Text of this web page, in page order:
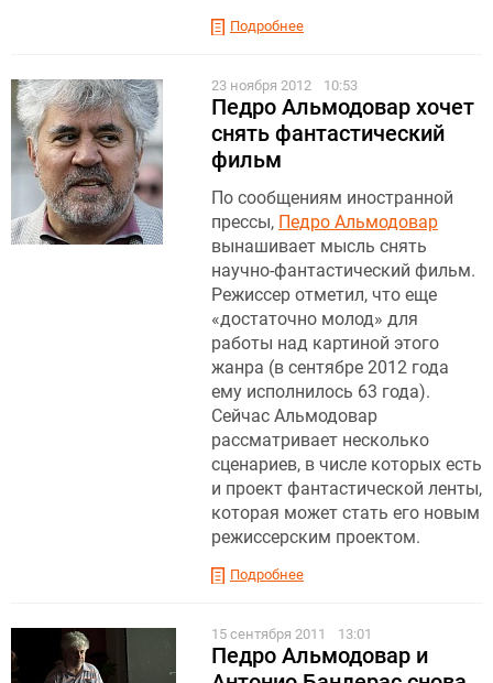
Подробнее
23 ноября 2012 10:53
Педро Альмодовар хочет
снять фантастический
фильм
По сообщениям иностранной
прессы, Педро Альмодовар
вынашивает мысль снять
научно-фантастический фильм.
Режиссер отметил, что еще
«достаточно молод» для
работы над картиной этого
жанра (в сентябре 2012 года
ему исполнилось 63 года).
Сейчас Альмодовар
рассматривает несколько
сценариев, в числе которых есть
и проект фантастической ленты,
которая может стать его новым
режиссерским проектом.
Подробнее
15 сентября 2011 13:01
Педро Альмодовар и